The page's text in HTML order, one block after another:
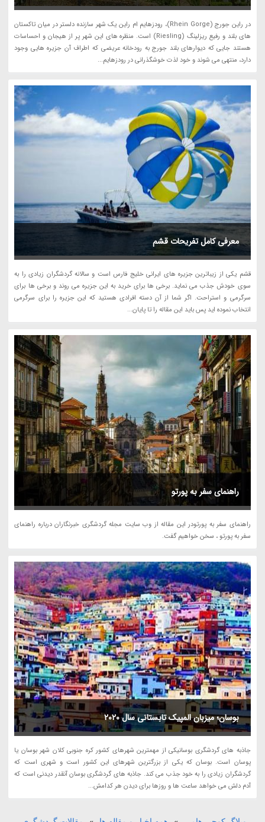
در راین جورج (Rhein Gorge)، رودزهایم ام راین یک شهر سازنده دلستر در میان تاکستان
های بلند و رفیع ریزلینگ (Riesling) است. منظره های این شهر پر از هیجان و احساسات
هستند جایی که دیوارهای بلند جورج به رودخانه عریضی که اطراف آن جزیره هایی وجود
دارد، منتهی می شوند و خود لذت خوشگذرانی در رودزهایم...
معرفی کامل تفریحات قشم
قشم یکی از زیباترین جزیره های ایرانی خلیج فارس است و سالانه گردشگران زیادی را به
سوی خودش جذب می نماید. برخی ها برای خرید به این جزیره می روند و برخی ها برای
سرگرمی و استراحت. اگر شما از آن دسته افرادی هستید که این جزیره را برای سرگرمی
انتخاب نموده اید پس باید این مقاله را تا پایان...
راهنمای سفر به پورتو
راهنمای سفر به پورتودر این مقاله از وب سایت مجله گردشگری خبرنگاران درباره راهنمای
سفر به پورتو ، سخن خواهیم گفت.
بوسان؛ میزبان المپیک تابستانی سال 2020
جاذبه های گردشگری بوسانیکی از مهمترین شهرهای کشور کره جنوبی کلان شهر بوسان یا
پوسان است. بوسان که یکی از بزرگترین شهرهای این کشور است و شهری است که
گردشگران زیادی را به خود جذب می کند. جاذبه های گردشگری بوسان آنقدر دیدنی است که
آدم دلش می خواهد ساعت ها و روزها برای دیدن هر کدامش...